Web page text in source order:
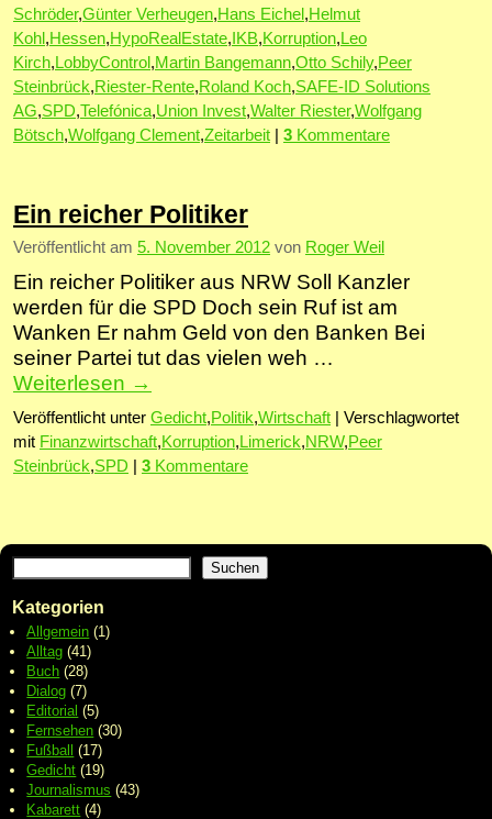
Schröder,Günter Verheugen,Hans Eichel ,Helmut
Kohl ,Hessen,HypoRealEstate, IKB,Korruption, Leo
Kirch, LobbyControl ,Martin Bangemann,Otto Schily,Peer
Steinbrück,Riester-Rente,Roland Koch,SAFE-ID Solutions
AG,SPD,Telefónica,Union Invest,Walter Riester,Wolfgang
Bötsch,Wolfgang Clement,Zeitarbeit 3 Kommentare
Ein reicher Politiker
Veröffentlicht am 5. November 2012 von Roger Weil
Ein reicher Politiker aus NRW Soll Kanzler
werden für die SPD Doch sein Ruf ist am
Wanken Er nahm Geld von den Banken Bei
seiner Partei tut das vielen weh …
Weiterlesen →
Veröffentlicht unter Gedicht,Politik,Wirtschaft
Verschlagwortet
mit Finanzwirtschaft,Korruption,Limerick,NRW,Peer
Steinbrück,SPD 3 Kommentare
Suchen
Kategorien
Allgemein (1)
Alltag (41)
Buch (28)
Dialog (7)
Editorial (5)
Fernsehen (30)
Fußball
(17)
Gedicht (19)
Journalismus (43)
Kabarett (4)